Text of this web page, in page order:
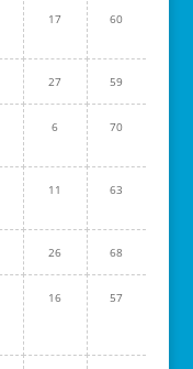
17 60
27 59
6 70
11 63
26 68
16 57